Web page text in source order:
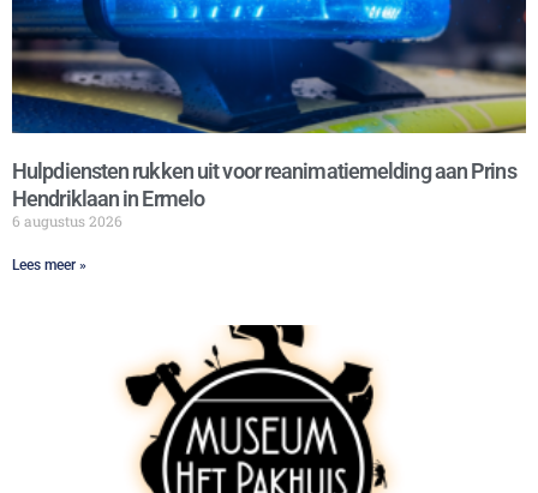
Hulpdiensten rukken uit voor reanimatiemelding aan Prins
Hendriklaan in Ermelo
6 augustus 2026
Lees meer »